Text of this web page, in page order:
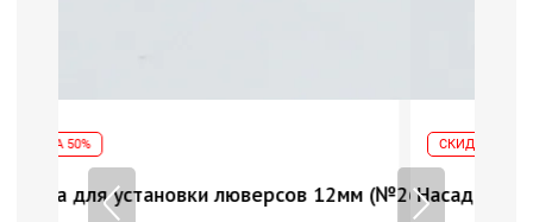
12мм (№26)Насадка для установки люверсов 12мм